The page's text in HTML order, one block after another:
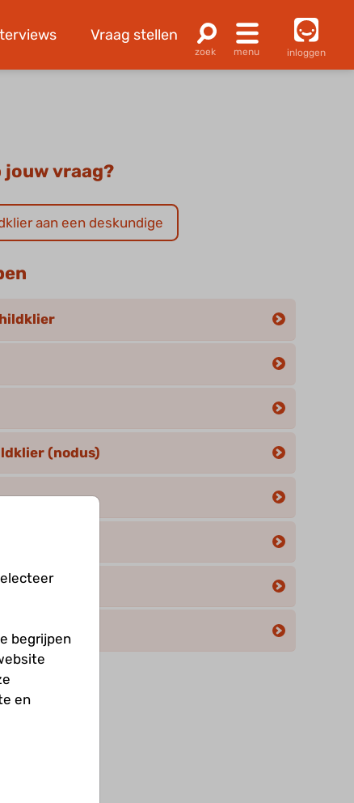
Vraag stellen
inloggen
jouw vraag?
aan een deskundige
(nodus)
begrijpen
en